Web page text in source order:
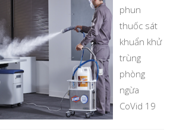
phun
thuốc sát
khuẩn khử
trùng
phòng
ngừa
CoVid 19